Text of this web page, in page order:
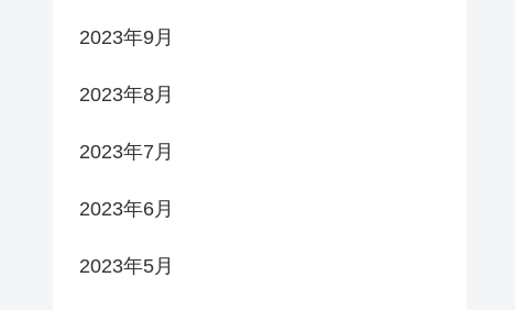
2023年9月
2023年8月
2023年7月
2023年6月
2023年5月